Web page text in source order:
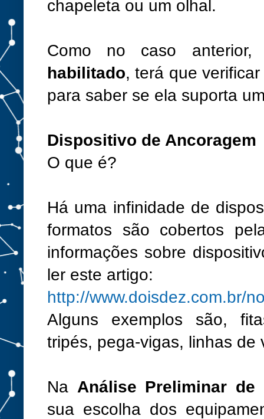
chapeleta ou um olhal.
Como no caso
habilitado, terá que
para saber se ela suporta
Dispositivo de Ancoragem
O que é?
Há uma infinidade de
formatos são cobertos
informações sobre
ler este artigo:
http://www.doisdez.com.br/
Alguns exemplos são,
tripés, pega-vigas, linhas de
Na Análise Preliminar de
sua escolha dos